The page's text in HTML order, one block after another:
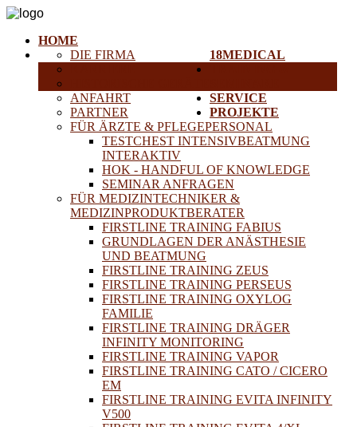
HOME
18MEDICAL
DIE FIRMA
ANFAHRT
PARTNER
FÜR ÄRZTE & PFLEGEPERSONAL
TESTCHEST INTENSIVBEATMUNG
INTERAKTIV
HOK - HANDFUL OF KNOWLEDGE
SEMINAR ANFRAGEN
FÜR MEDIZINTECHNIKER &
MEDIZINPRODUKTBERATER
FIRSTLINE TRAINING FABIUS
GRUNDLAGEN DER ANÄSTHESIE
UND BEATMUNG
FIRSTLINE TRAINING ZEUS
FIRSTLINE TRAINING PERSEUS
FIRSTLINE TRAINING OXYLOG
FAMILIE
FIRSTLINE TRAINING DRÄGER
INFINITY MONITORING
FIRSTLINE TRAINING VAPOR
FIRSTLINE TRAINING CATO / CICERO
EM
FIRSTLINE TRAINING EVITA INFINITY
V500
SERVICE
PROJEKTE